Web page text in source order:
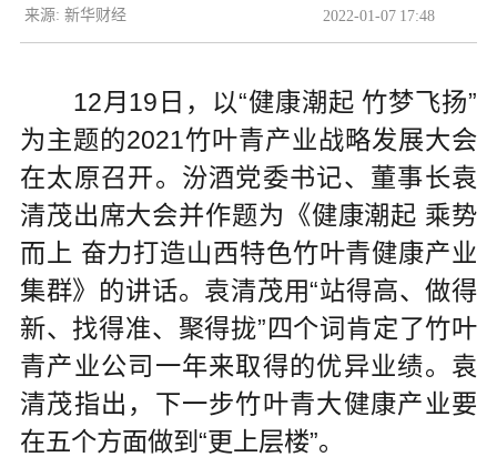
2022-01-07 17:48
来源: 新华财经
12月19日，以“健康潮起 竹梦飞扬”
为主题的2021竹叶青产业战略发展大会
在太原召开。汾酒党委书记、董事长袁
清茂出席大会并作题为《健康潮起 乘势
而上 奋力打造山西特色竹叶青健康产业
集群》的讲话。袁清茂用“站得高、做得
新、找得准、聚得拢”四个词肯定了竹叶
青产业公司一年来取得的优异业绩。袁
清茂指出，下一步竹叶青大健康产业要
在五个方面做到“更上层楼”。